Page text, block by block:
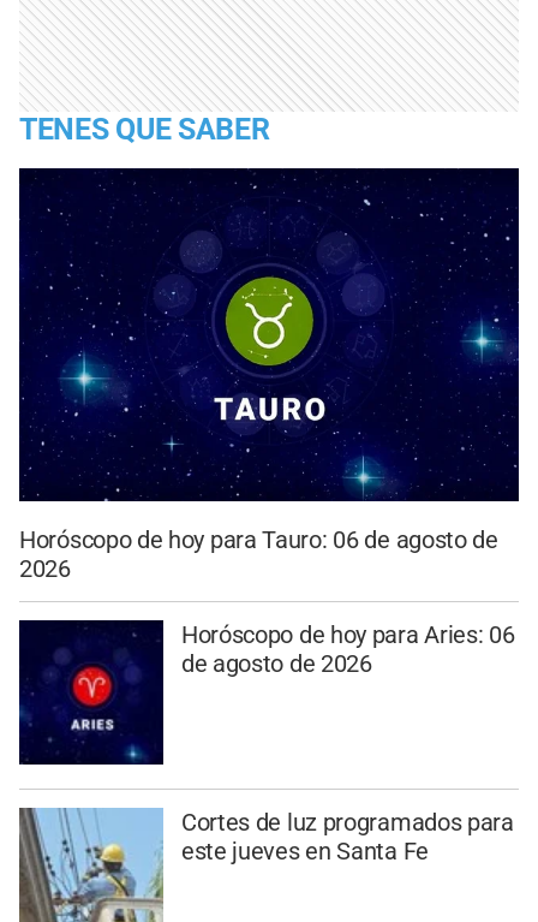
TENES QUE SABER
Horóscopo de hoy para Tauro: 06 de agosto de
2026
Horóscopo de hoy para Aries: 06
de agosto de 2026
Cortes de luz programados para
este jueves en Santa Fe